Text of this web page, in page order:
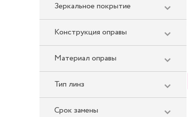
Зеркальное покрытие
Конструкция оправы
Материал оправы
Тип линз
Срок замены